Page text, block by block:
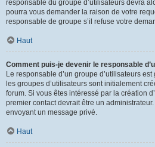
responsable du groupe d’utilisateurs devra
pourra vous demander la raison de votre
responsable de groupe s’il refuse votre
Haut
Comment puis-je devenir le responsable
Le responsable d’un groupe d’utilisateurs
les groupes d’utilisateurs sont initialement
forum. Si vous êtes intéressé par la création
premier contact devrait être un
envoyant un message privé.
Haut